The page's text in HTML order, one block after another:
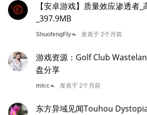
【安卓游戏】质量效应渗透者
_397.9MB
ShuofengFlyreply 发表于 2个月前
游戏资源：Golf Club
盘分享
miccreply 发表于 2个月前
东方异域见闻Touhou